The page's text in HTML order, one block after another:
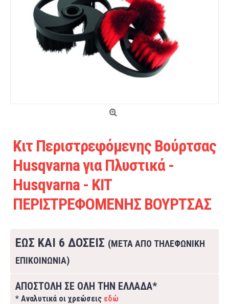
Κιτ Περιστρεφόμενης Βούρτσας
Husqvarna για Πλυστικά -
Husqvarna - ΚΙΤ
ΠΕΡΙΣΤΡΕΦΟΜΕΝΗΣ ΒΟΥΡΤΣΑΣ
ΕΩΣ ΚΑΙ 6 ΔΟΣΕΙΣ (ΜΕΤΑ ΑΠΟ ΤΗΛΕΦΩΝΙΚΗ
ΕΠΙΚΟΙΝΩΝΙΑ)
ΑΠΟΣΤΟΛΗ ΣΕ ΟΛΗ ΤΗΝ ΕΛΛΑΔΑ*
* Αναλυτικά οι χρεώσεις εδώ